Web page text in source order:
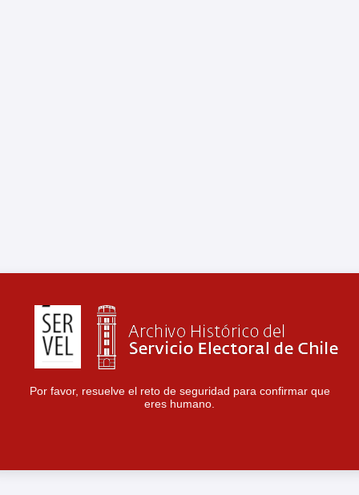
Por favor, resuelve el reto de seguridad para confirmar que
eres humano.